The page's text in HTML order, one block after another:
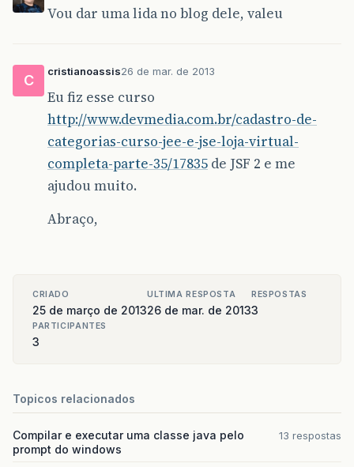
Vou dar uma lida no blog dele, valeu
C
cristianoassis26 de mar. de 2013
Eu fiz esse curso
http://www.devmedia.com.br/cadastro-de-
categorias-curso-jee-e-jse-loja-virtual-
completa-parte-35/17835 de JSF 2 e me
ajudou muito.
Abraço,
CRIADO
25 de março de 2013
ULTIMA RESPOSTA
26 de mar. de 2013
RESPOSTAS
3
PARTICIPANTES
3
Topicos relacionados
Compilar e executar uma classe java pelo
prompt do windows
13 respostas